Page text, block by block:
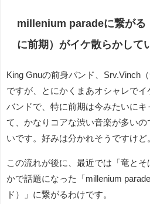
millenium paradeに繋がる
に前期）がイケ散らかして
King Gnuの前身バンド、Srv.Vinch
ですが、とにかくまあオシャレで
バンドで、特に前期は今みたいにキ
て、かなりコアな渋い音楽が多い
いです。好みは分かれそうですけど
この流れが後に、最近では「竜とそ
かで話題になった「millenium
ド）」に繋がるわけです。